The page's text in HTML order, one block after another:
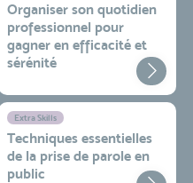
Organiser son quotidien
professionnel pour
gagner en efficacité et
sérénité
Extra Skills
Techniques essentielles
de la prise de parole en
public